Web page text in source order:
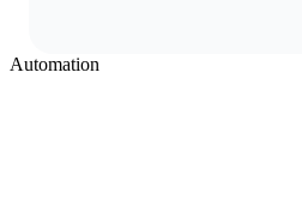
Automation